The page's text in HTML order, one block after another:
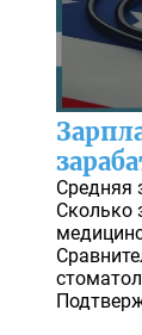
Средняя
Сколько